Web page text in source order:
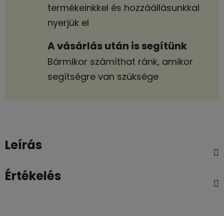
termékeinkkel és hozzáállásunkkal
nyerjük el
A vásárlás után is segítünk
Bármikor számíthat ránk, amikor
segítségre van szüksége
Leírás
Értékelés